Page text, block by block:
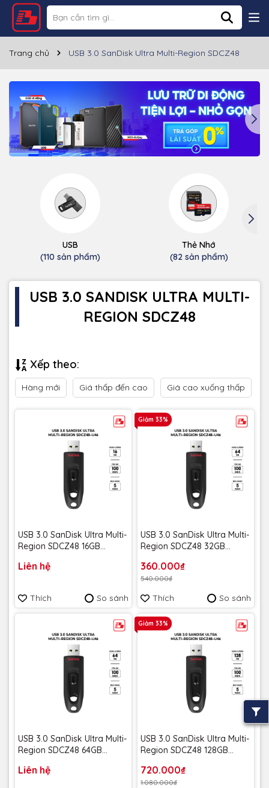
Trang chủ USB 3.0 SanDisk Ultra Multi-Region SDCZ48
USB
(110 sản phẩm)
Thẻ Nhớ
(82 sản phẩm)
USB 3.0 SANDISK ULTRA MULTI-
REGION SDCZ48
Xếp theo:
Hàng mới Giá thấp đến cao Giá cao xuống thấp
USB 3.0 SanDisk Ultra Multi-
Region SDCZ48 16GB
- Bảo hành 5 năm
Liên hệ
Thích So sánh
Giảm 33%
USB 3.0 SanDisk Ultra Multi-
Region SDCZ48 32GB
- Bảo hành 5 năm
360.000₫
540.000₫
Thích So sánh
USB 3.0 SanDisk Ultra Multi-
Region SDCZ48 64GB
- Bảo hành 5 năm
Liên hệ
Giảm 33%
USB 3.0 SanDisk Ultra Multi-
Region SDCZ48 128GB
- Bảo hành 5 năm
720.000₫
1.080.000₫